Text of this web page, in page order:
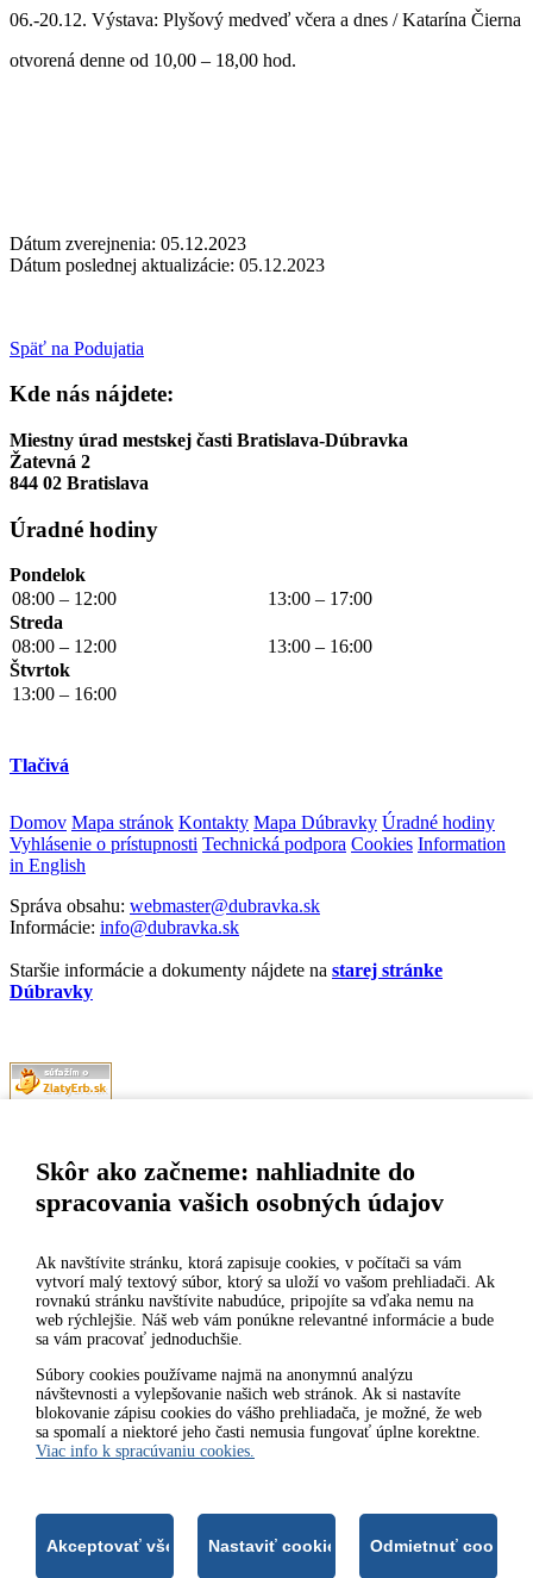
Skôr ako začneme: nahliadnite do
spracovania vašich osobných údajov
Ak navštívite stránku, ktorá zapisuje cookies, v počítači sa vám
vytvorí malý textový súbor, ktorý sa uloží vo vašom prehliadači. Ak
rovnakú stránku navštívite nabudúce, pripojíte sa vďaka nemu na
web rýchlejšie. Náš web vám ponúkne relevantné informácie a bude
sa vám pracovať jednoduchšie.
Súbory cookies používame najmä na anonymnú analýzu
návštevnosti a vylepšovanie našich web stránok. Ak si nastavíte
blokovanie zápisu cookies do vášho prehliadača, je možné, že web
sa spomalí a niektoré jeho časti nemusia fungovať úplne korektne.
Viac info k spracúvaniu cookies.
06.-20.12. Výstava: Plyšový medveď včera a dnes / Katarína Čierna
otvorená denne od 10,00 – 18,00 hod.
Dátum zverejnenia: 05.12.2023
Dátum poslednej aktualizácie: 05.12.2023
Späť na Podujatia
Kde nás nájdete:
Miestny úrad mestskej časti Bratislava-Dúbravka
Žatevná 2
844 02 Bratislava
Úradné hodiny
Pondelok
08:00 – 12:00
13:00 – 17:00
Streda
08:00 – 12:00
13:00 – 16:00
Štvrtok
13:00 – 16:00
Tlačivá
Domov Mapa stránok Kontakty Mapa Dúbravky Úradné hodiny
Vyhlásenie o prístupnosti Technická podpora Cookies Information
in English
Správa obsahu: webmaster@dubravka.sk
Informácie: info@dubravka.sk
Staršie informácie a dokumenty nájdete na starej stránke
Dúbravky
MESTSKÁ ČASŤ BRATISLAVA-DÚBRAVKA
IČO: 00603406
DIČ: 2020919120
Bankové spojenie:
Všeobecná úverová banka, a.s., Mlynské nivy 1, 829 90 Bratislava
Tvorba web stránoka redakčný systémod firmyAlejTech, spol. s